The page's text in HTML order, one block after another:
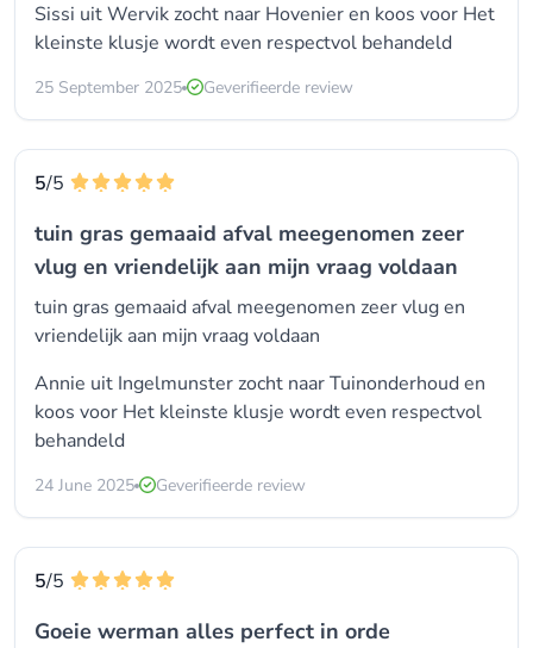
Sissi uit Wervik zocht naar Hovenier en koos voor Het
kleinste klusje wordt even respectvol behandeld
25 September 2025 Geverifieerde review
5/5
tuin gras gemaaid afval meegenomen zeer
vlug en vriendelijk aan mijn vraag voldaan
tuin gras gemaaid afval meegenomen zeer vlug en
vriendelijk aan mijn vraag voldaan
Annie uit Ingelmunster zocht naarTuinonderhouden
koos voor Het kleinste klusje wordt even respectvol
behandeld
24 June 2025 Geverifieerde review
5/5
Goeie werman alles perfect in orde